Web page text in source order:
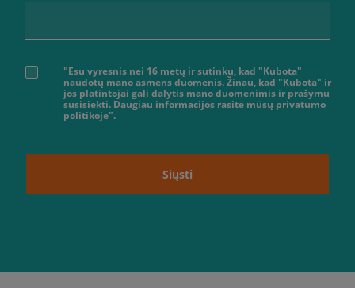
"Esu vyresnis nei 16 metų ir sutinku, kad "Kubota"
naudotų mano asmens duomenis. Žinau, kad "Kubota" ir
jos platintojai gali dalytis mano duomenimis ir prašymu
susisiekti. Daugiau informacijos rasite mūsų privatumo
politikoje".
Siųsti